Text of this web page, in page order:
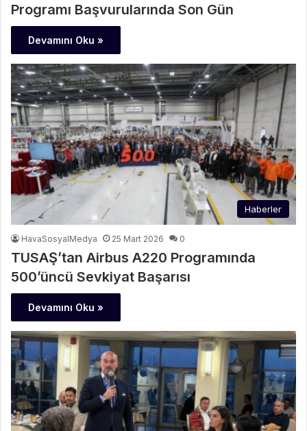
Programı Başvurularında Son Gün
Devamını Oku »
Haberler
HavaSosyalMedya 25 Mart 2026 0
TUSAŞ’tan Airbus A220 Programında
500’üncü Sevkiyat Başarısı
Devamını Oku »